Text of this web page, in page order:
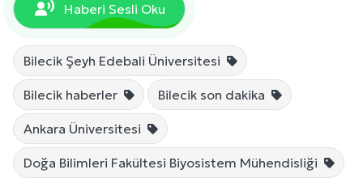
Haberi Sesli Oku
Bilecik Şeyh Edebali Üniversitesi
Bilecik haberler Bilecik son dakika
Ankara Üniversitesi
Doğa Bilimleri Fakültesi Biyosistem Mühendisliği